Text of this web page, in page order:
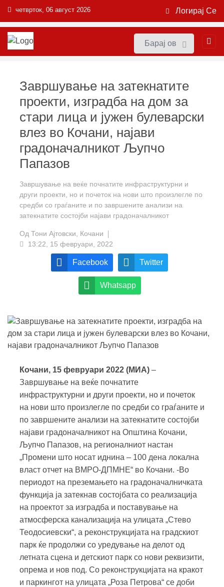
четврток, 06 август 2026 Логирај Се
Завршување на затекнатите
проекти, изградба на дом за
стари лица и јужен булеварски
влез во Кочани, најави
градоначалникот Љупчо
Папазов
Завршување на веќе почнатите инфраструктурни и
други проекти, но и почеток на нови што произлегле по
средби со граѓаните и по завршените анализи на
затекнатите состојби најави градоначалникот
Од Тони Ајтовски, Кочани
13:22, 15 февруари, 2022
Facebook Twitter
Whatsapp
Кочани, 15 февруари 2022 (МИА) –
Завршување на веќе почнатите
инфраструктурни и други проекти, но и почеток
на нови што произлегле по средби со граѓаните и
по завршените анализи на затекнатите состојби
најави градоначалникот на Општина Кочани,
Љупчо Папазов, на регионалниот настан
„Промени што носат иднина – 100 дена локална
власт отчет на ВМРО-ДПМНЕ“ во Кочани. -Во
периодот на преземањето на градоначалничката
функција ја затекнав состојбата со реализација
на проектот за изградба и поставување на
атмосферска канализација на улицата „Стево
Теодосиевски“, а реконструкцијата на градскиот
парк ќе продолжи со уредување на делот од
летната сцена и детскиот парк со нови реквизити,
опрема и нов под. Со реконструкцијата на кракот
и паркингот на улицата „Роза Петрова“ се доби